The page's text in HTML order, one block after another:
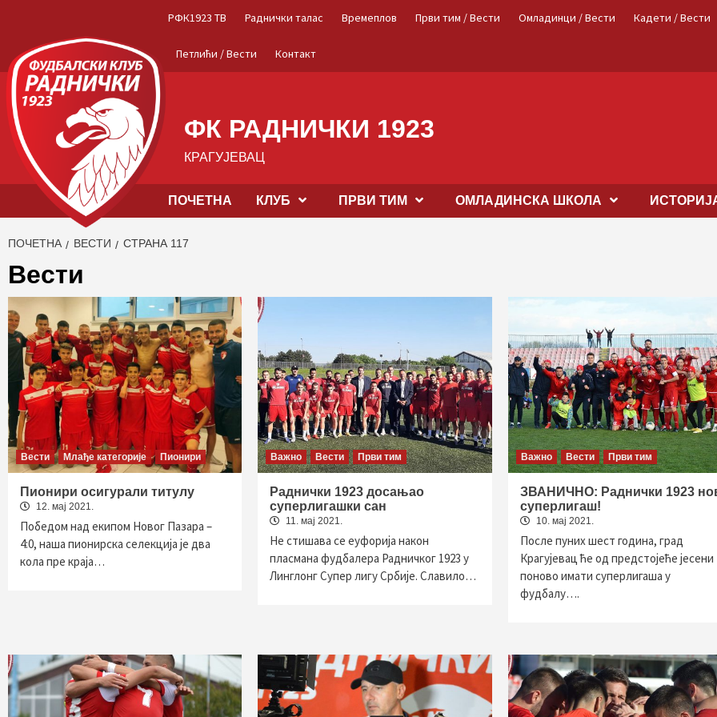
content
РФК1923 ТВ Раднички талас Времеплов Први тим / Вести Омладинци / Вести Кадети / Вести
Петлићи / Вести Контакт
ФК РАДНИЧКИ 1923
КРАГУЈЕВАЦ
ПОЧЕТНА КЛУБ ПРВИ ТИМ OМЛАДИНСКА ШКОЛА
ПОЧЕТНА ВЕСТИ СТРАНА 117
Вести
Вести Млађе категорије Пионири
Пионири осигурали титулу
12. мај 2021.
Победом над екипом Новог Пазара –
4:0, наша пионирска селекција је два
кола пре краја…
Важно Вести Први тим
Раднички 1923 досањао
суперлигашки сан
11. мај 2021.
Не стишава се еуфорија након
пласмана фудбалера Радничког 1923 у
Линглонг Супер лигу Србије. Славило…
Важно Вести Први тим
ЗВАНИЧНО: Раднички 1923
суперлигаш!
10. мај 2021.
После пуних шест година, град
Крагујевац ће од предстојеће јесени
поново имати суперлигаша у
фудбалу….